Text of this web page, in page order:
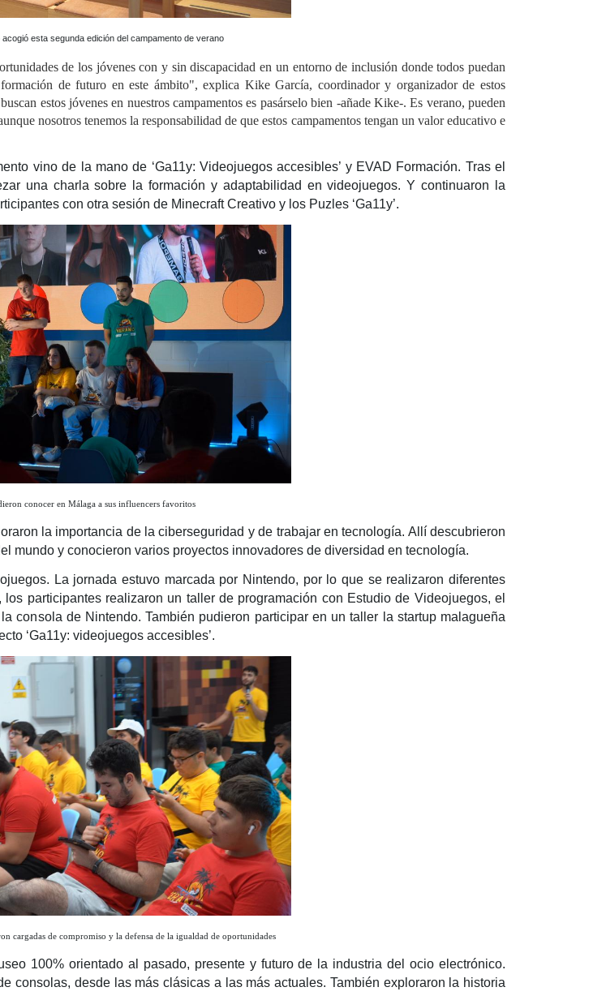
esta segunda edición del campamento de verano
de los jóvenes con y sin discapacidad en un entorno de inclusión donde todos puedan
de futuro en este ámbito", explica Kike García, coordinador y organizador de estos
estos jóvenes en nuestros campamentos es pasárselo bien -añade Kike-. Es verano, pueden
nosotros tenemos la responsabilidad de que estos campamentos tengan un valor educativo e
vino de la mano de ‘Ga11y: Videojuegos accesibles’ y EVAD Formación. Tras el
una charla sobre la formación y adaptabilidad en videojuegos. Y continuaron la
con otra sesión de Minecraft Creativo y los Puzles ‘Ga11y’.
conocer en Málaga a sus influencers favoritos
la importancia de la ciberseguridad y de trabajar en tecnología. Allí descubrieron
mundo y conocieron varios proyectos innovadores de diversidad en tecnología.
La jornada estuvo marcada por Nintendo, por lo que se realizaron diferentes
participantes realizaron un taller de programación con Estudio de Videojuegos, el
consola de Nintendo. También pudieron participar en un taller la startup malagueña
‘Ga11y: videojuegos accesibles’.
cargadas de compromiso y la defensa de la igualdad de oportunidades
100% orientado al pasado, presente y futuro de la industria del ocio electrónico.
consolas, desde las más clásicas a las más actuales. También exploraron la historia